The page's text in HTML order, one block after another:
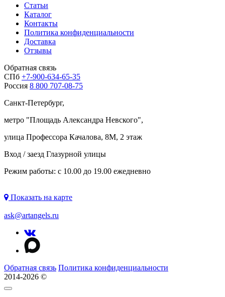
Статьи
Каталог
Контакты
Политика конфиденциальности
Доставка
Отзывы
Обратная связь
СПб +7-900-634-65-35
Россия 8 800 707-08-75
Санкт-Петербург,
метро "Площадь Александра Невского",
улица Профессора Качалова, 8М, 2 этаж
Вход / заезд Глазурной улицы
Режим работы: с 10.00 до 19.00 ежедневно
Показать на карте
ask@artangels.ru
Обратная связь Политика конфиденциальности
2014-2026 ©